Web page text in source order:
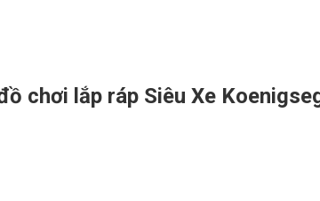
chơi lắp ráp Siêu Xe